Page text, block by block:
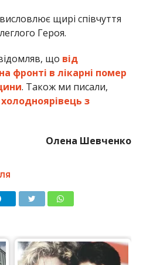
щирі співчуття
Героя.
що від
фронті в лікарні помер
. Також ми писали,
з
Олена Шевченко